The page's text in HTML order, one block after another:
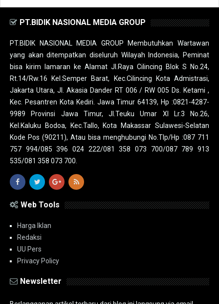
PT.BIDIK NASIONAL MEDIA GROUP
PT.BIDIK NASIONAL MEDIA GROUP Membutuhkan Wartawan
yang akan ditempatkan diseluruh Wilayah Indonesia, Peminat
bisa kirim lamaran ke Alamat Jl.Raya Cilincing Blok S No.24,
Rt.14/Rw.16 Kel.Semper Barat, Kec.Cilincing Kota Admistrasi,
Jakarta Utara, Jl. Akasia Dander RT 006 / RW 005 Ds. Ketami ,
Kec. Pesantren Kota Kediri. Jawa Timur 64139, Hp :0821-4287-
9989 Provinsi Jawa Timur, Jl.Teuku Umar XI Lr.3 No.26,
Kel.Kaluku Bodoa, Kec.Tallo, Kota Makassar Sulawesi-Selatan
Kode Pos (90211), Atau bisa menghubungi No.Tlp/Hp :087 711
757 994/085 396 024 222/081 358 073 700/087 789 913
535/081 358 073 700.
Web Tools
Harga Iklan
Redaksi
UU Pers
Privacy Policy
Newsletter